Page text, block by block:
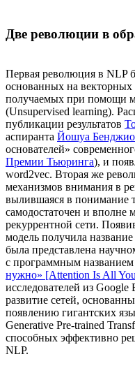
Две революции в
Первая революция в NLP
основанных на векторных
получаемых при помощи
(Unsupervised learning).
публикации результатов
аспиранта Йошуа Бенджио
основателей»
Премии Тьюринга), и
word2vec. Вторая же
механизмов внимания в
вылившаяся в понимание
самодостаточен и вполне
рекуррентной сети.
модель получила
была представлена
с программным названием
нужно» [Attention Is All
исследователей из
развитие сетей,
появлению гигантских
Generative Pre-trained
способных эффективно
NLP.